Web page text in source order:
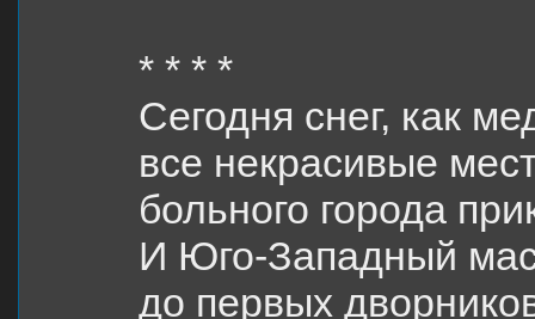
* * * *
Сегодня снег, как
все некрасивые
больного города
И Юго-Западный
до первых